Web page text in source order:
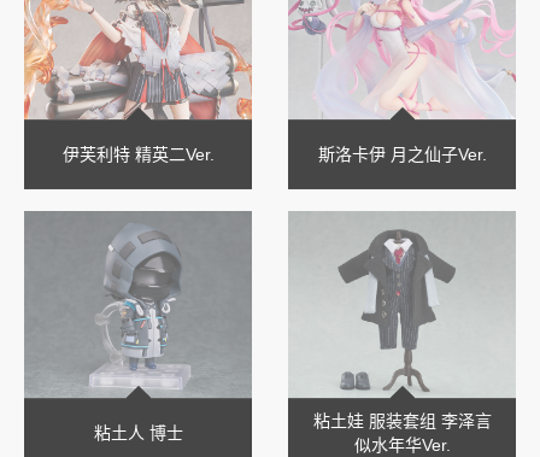
伊芙利特 精英二Ver. 斯洛卡伊 月之仙子Ver.
粘土人 博士
粘土娃 服装套组 李泽言
似水年华Ver.